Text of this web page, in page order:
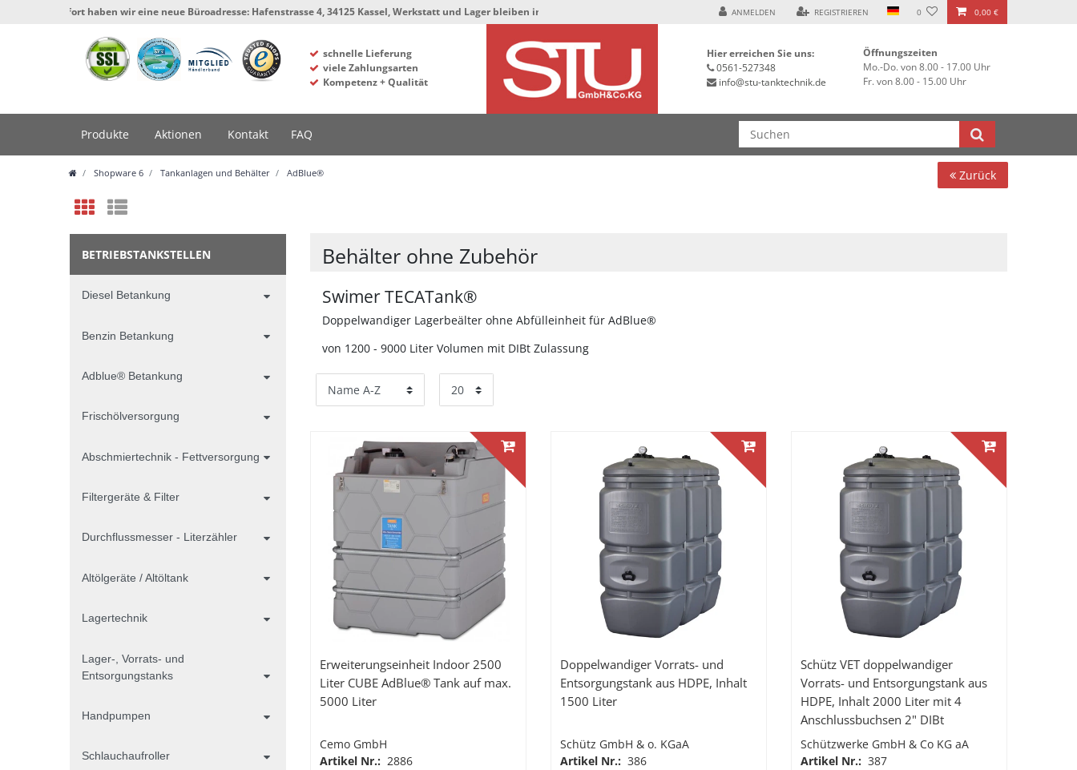
Ab sofort haben wir eine neue Büroadresse: Hafenstrasse 4, 34125 Kassel, Werkstatt und Lager bleiben in der Hafenstrasse 76, 34125 Kassel *** ANMELDEN REGISTRIEREN 0 0,00 €
schnelle Lieferung
viele Zahlungsarten
Kompetenz + Qualität
Hier erreichen Sie uns:
0561-527348
info@stu-tanktechnik.de
Öffnungszeiten
Mo.-Do. von 8.00 - 17.00 Uhr
Fr. von 8.00 - 15.00 Uhr
Produkte Aktionen Kontakt FAQ
Shopware 6 Tankanlagen und Behälter AdBlue® Zurück
BETRIEBSTANKSTELLEN
Diesel Betankung
Benzin Betankung
Adblue® Betankung
Frischölversorgung
Abschmiertechnik - Fettversorgung
Filtergeräte & Filter
Durchflussmesser - Literzähler
Altölgeräte / Altöltank
Lagertechnik
Lager-, Vorrats- und
Entsorgungstanks
Handpumpen
Schlauchaufroller
Behälter ohne Zubehör
Swimer TECATank®
Doppelwandiger Lagerbeälter ohne Abfülleinheit für AdBlue®
von 1200 - 9000 Liter Volumen mit DIBt Zulassung
Erweiterungseinheit Indoor 2500
Liter CUBE AdBlue® Tank auf max.
5000 Liter
Cemo GmbH
Artikel Nr.: 2886
Doppelwandiger Vorrats- und
Entsorgungstank aus HDPE, Inhalt
1500 Liter
Schütz GmbH & o. KGaA
Artikel Nr.: 386
Schütz VET doppelwandiger
Vorrats- und Entsorgungstank aus
HDPE, Inhalt 2000 Liter mit 4
Anschlussbuchsen 2" DIBt
Zulassungsnr.: DIBt Z-40.21-304
Schützwerke GmbH & Co KG aA
Artikel Nr.: 387